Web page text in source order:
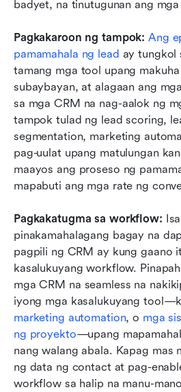
badyet, na tinutugunan ang
Pagkakaroon ng tampok: Ang
pamamahala ng lead ay tungkol
tamang mga tool upang
subaybayan, at alagaan ang
sa mga CRM na nag-aalok ng
tampok tulad ng lead scoring,
segmentation, marketing
pag-uulat upang matulungan
maayos ang proseso ng
mapabuti ang mga rate ng
Pagkakatugma sa workflow:
pinakamahalagang bagay na
pagpili ng CRM ay kung gaano
kasalukuyang workflow.
mga CRM na seamless na
iyong mga kasalukuyang
marketing automation, o mga
ng proyekto—upang
nang walang abala. Kapag mas
ng data ng contact at pag-
workflow sa halip na manu-